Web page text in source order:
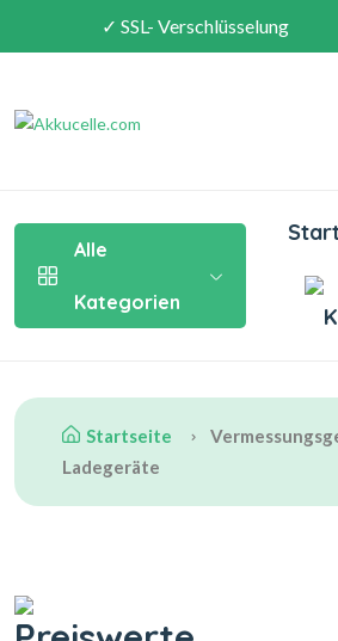
✓ SSL- Verschlüsselung
Alle
Kategorien
Startseite
Ladegeräte